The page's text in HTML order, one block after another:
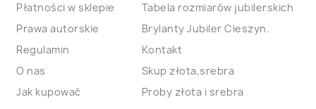
Płatności w sklepie
Prawa autorskie
Regulamin
O nas
Jak kupować
Tabela rozmiarów jubilerskich
Brylanty Jubiler Cieszyn.
Kontakt
Skup złota,srebra
Proby złota i srebra